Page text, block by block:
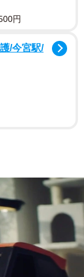
円
/今宮駅/